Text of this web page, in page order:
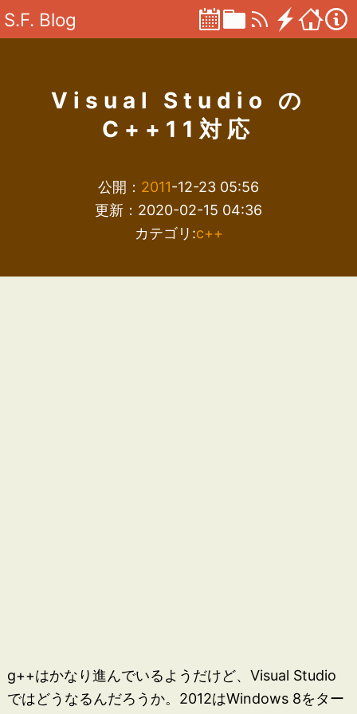
S.F. Blog
Visual Studio の
C++11対応
公開： 2011-12-23 05:56
更新：2020-02-15 04:36
カテゴリ:c++
g++はかなり進んでいるようだけど、Visual Studio
ではどうなるんだろうか。2012はWindows 8をター